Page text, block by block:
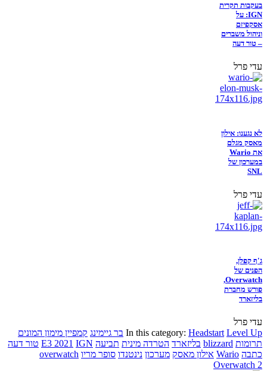
בעקבות תקרית
IGN: על
אסקפיזם
וניהול משברים
– טור דעה
עדי פרל
לא נגענו: אילון
מאסק מגלם
את Wario
במערכון של
SNL
עדי פרל
ג'ף קפלן,
הפנים של
Overwatch,
פורש מחברת
בליזארד
עדי פרל
In this category: Headstart Level Up בר גיימינג קמפיין מימון המונים
תרומות blizzard בליזארד הטרדה מינית תביעה E3 2021 IGN
טור דעה
כתבה Wario אילון מאסק מערכון נינטנדו סופר מריו overwatch
Overwatch 2